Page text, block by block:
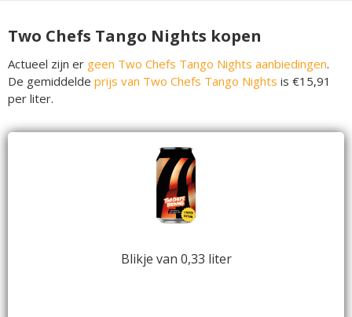
Two Chefs Tango Nights kopen
Actueel zijn er geen Two Chefs Tango Nights aanbiedingen.
De gemiddelde prijs van Two Chefs Tango Nights is €15,91
per liter.
Blikje van 0,33 liter